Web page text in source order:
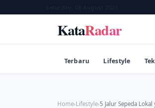
KataRadar
Terbaru Lifestyle
Home›Lifestyle›5 Jalur Sepeda